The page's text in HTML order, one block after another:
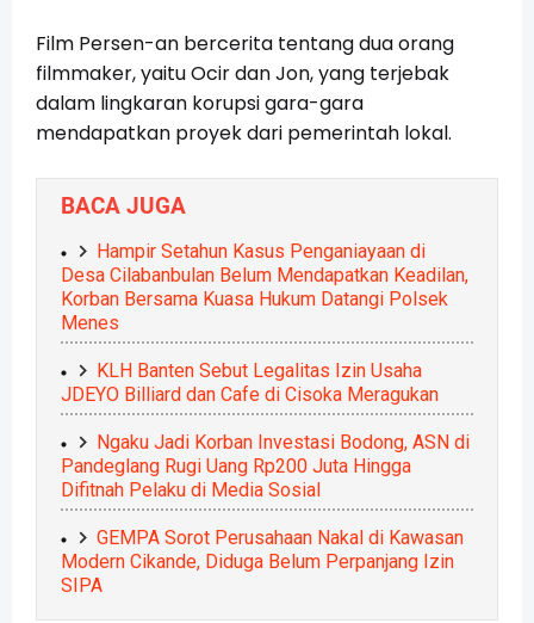
Film Persen-an bercerita tentang dua orang
filmmaker, yaitu Ocir dan Jon, yang terjebak
dalam lingkaran korupsi gara-gara
mendapatkan proyek dari pemerintah lokal.
BACA JUGA
Hampir Setahun Kasus Penganiayaan di
Desa Cilabanbulan Belum Mendapatkan Keadilan,
Korban Bersama Kuasa Hukum Datangi Polsek
Menes
KLH Banten Sebut Legalitas Izin Usaha
JDEYO Billiard dan Cafe di Cisoka Meragukan
Ngaku Jadi Korban Investasi Bodong, ASN di
Pandeglang Rugi Uang Rp200 Juta Hingga
Difitnah Pelaku di Media Sosial
GEMPA Sorot Perusahaan Nakal di Kawasan
Modern Cikande, Diduga Belum Perpanjang Izin
SIPA